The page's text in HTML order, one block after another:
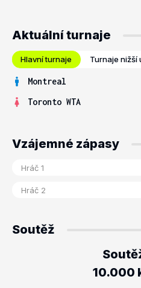
Aktuální turnaje
Hlavní turnaje Turnaje nižší
Montreal
Toronto WTA
Vzájemné zápasy
Soutěž
10.000